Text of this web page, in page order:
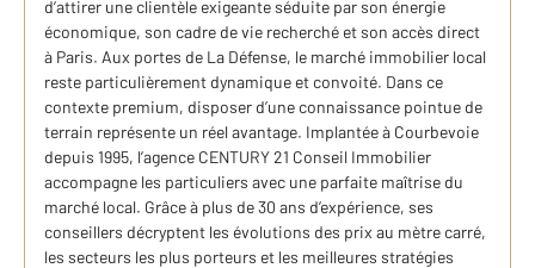
d’attirer une clientèle exigeante séduite par son énergie
économique, son cadre de vie recherché et son accès direct
à Paris. Aux portes de La Défense, le marché immobilier local
reste particulièrement dynamique et convoité. Dans ce
contexte premium, disposer d’une connaissance pointue de
terrain représente un réel avantage. Implantée à Courbevoie
depuis 1995, l’agence CENTURY 21 Conseil Immobilier
accompagne les particuliers avec une parfaite maîtrise du
marché local. Grâce à plus de 30 ans d’expérience, ses
conseillers décryptent les évolutions des prix au mètre carré,
les secteurs les plus porteurs et les meilleures stratégies